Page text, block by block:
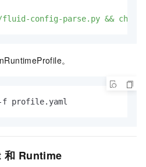
config-parse.py &&
。
f profile.yaml
和 Runtime